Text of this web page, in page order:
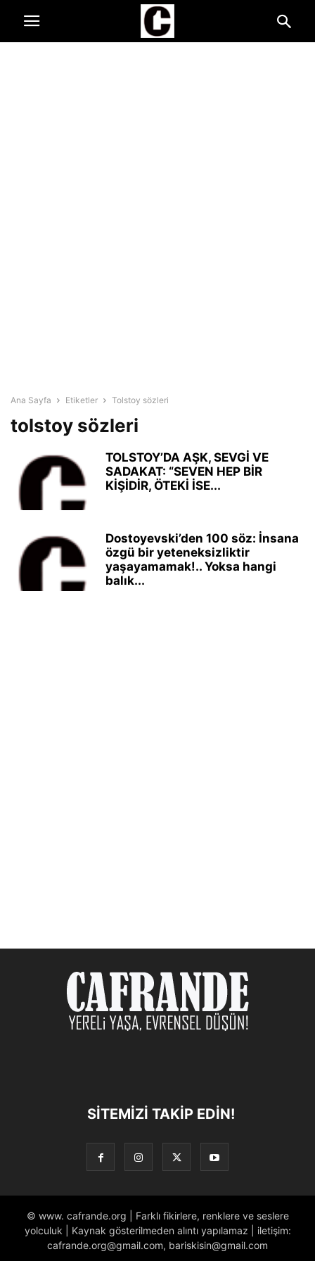
Ana Sayfa Etiketler Tolstoy sözleri
tolstoy sözleri
TOLSTOY’DA AŞK, SEVGİ VE
SADAKAT: “SEVEN HEP BİR
KİŞİDİR, ÖTEKİ İSE...
Dostoyevski’den 100 söz: İnsana
özgü bir yeteneksizliktir
yaşayamamak!.. Yoksa hangi
balık...
SITEMIZI TAKIP EDIN!
© www. cafrande.org | Farklı fikirlere, renklere ve seslere
yolculuk | Kaynak gösterilmeden alıntı yapılamaz | iletişim:
cafrande.org@gmail.com, bariskisin@gmail.com